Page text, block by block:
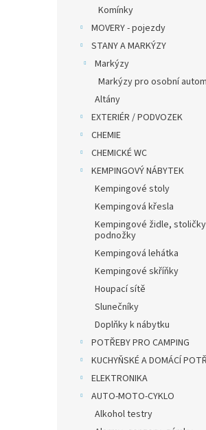
Komínky
MOVERY - pojezdy
STANY A MARKÝZY
Markýzy
Markýzy pro osobní
Altány
EXTERIÉR / PODVOZEK
CHEMIE
CHEMICKÉ WC
KEMPINGOVÝ NÁBYTEK
Kempingové stoly
Kempingová křesla
Kempingové židle,
podnožky
Kempingová lehátka
Kempingové skříňky
Houpací sítě
Slunečníky
Doplňky k nábytku
POTŘEBY PRO CAMPING
KUCHYŇSKÉ A DOMÁCÍ
ELEKTRONIKA
AUTO-MOTO-CYKLO
Alkohol testry